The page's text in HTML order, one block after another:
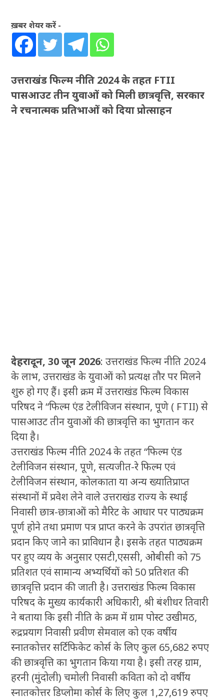
ख़बर शेयर करें -
उत्तराखंड फिल्म नीति 2024 के तहत FTII
पासआउट तीन युवाओं को मिली छात्रवृत्ति, सरकार
ने रचनात्मक प्रतिभाओं को दिया प्रोत्साहन
देहरादून, 30 जून 2026: उत्तराखंड फिल्म नीति 2024
के लाभ, उत्तराखंड के युवाओं को प्रत्यक्ष तौर पर मिलने
शुरु हो गए हैं। इसी क्रम में उत्तराखंड फिल्म विकास
परिषद ने “फिल्म एंड टेलीविजन संस्थान, पूणे ( FTII) से
पासआउट तीन युवाओं की छात्रवृत्ति का भुगतान कर
दिया है।
उत्तराखंड फिल्म नीति 2024 के तहत “फिल्म एंड
टेलीविजन संस्थान, पूणे, सत्यजीत-रे फिल्म एवं
टेलीविजन संस्थान, कोलकाता या अन्य ख्यातिप्राप्त
संस्थानों में प्रवेश लेने वाले उत्तराखंड राज्य के स्थाई
निवासी छात्र-छात्राओं को मैरिट के आधार पर पाठ्यक्रम
पूर्ण होने तथा प्रमाण पत्र प्राप्त करने के उपरांत छात्रवृत्ति
प्रदान किए जाने का प्राविधान है। इसके तहत पाठ्यक्रम
पर हुए व्यय के अनुसार एसटी,एससी, ओबीसी को 75
प्रतिशत एवं सामान्य अभ्यर्थियों को 50 प्रतिशत की
छात्रवृत्ति प्रदान की जाती है। उत्तराखंड फिल्म विकास
परिषद के मुख्य कार्यकारी अधिकारी, श्री बंशीधर तिवारी
ने बताया कि इसी नीति के क्रम में ग्राम पोस्ट उखीमठ,
रुद्रप्रयाग निवासी प्रवीण सेमवाल को एक वर्षीय
स्नातकोत्तर सर्टिफिकेट कोर्स के लिए कुल 65,682 रुपए
की छात्रवृत्ति का भुगतान किया गया है। इसी तरह ग्राम,
हरनी (मुंदोली) चमोली निवासी कविता को दो वर्षीय
स्नातकोत्तर डिप्लोमा कोर्स के लिए कुल 1,27,619 रुपए